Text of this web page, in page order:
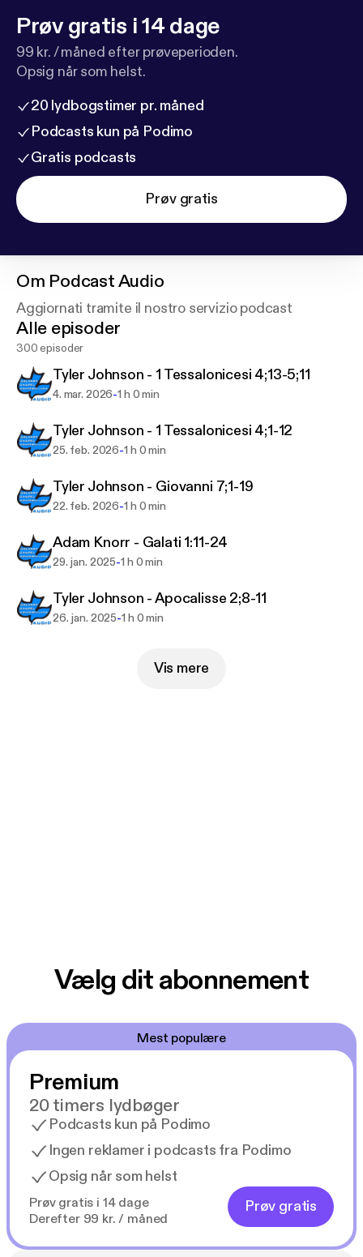
Prøv gratis i 14 dage
99 kr. / måned efter prøveperioden.
Opsig når som helst.
20 lydbogstimer pr. måned
Podcasts kun på Podimo
Gratis podcasts
Prøv gratis
Om Podcast Audio
Aggiornati tramite il nostro servizio podcast
Alle episoder
300 episoder
Tyler Johnson - 1 Tessalonicesi 4;13-5;11
4. mar. 2026-1 h 0 min
Tyler Johnson - 1 Tessalonicesi 4;1-12
25. feb. 2026-1 h 0 min
Tyler Johnson - Giovanni 7;1-19
22. feb. 2026-1 h 0 min
Adam Knorr - Galati 1:11-24
29. jan. 2025-1 h 0 min
Tyler Johnson - Apocalisse 2;8-11
26. jan. 2025-1 h 0 min
Vis mere
Vælg dit abonnement
Mest populære
Premium
20 timers lydbøger
Podcasts kun på Podimo
Ingen reklamer i podcasts fra Podimo
Opsig når som helst
Prøv gratis i 14 dage
Derefter 99 kr. / måned
Prøv gratis